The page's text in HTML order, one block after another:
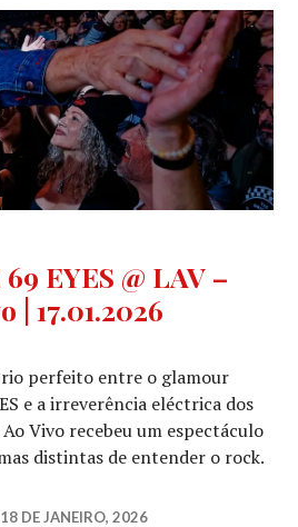
EYES @ LAV –
| 17.01.2026
perfeito entre o glamour
e a irreverência eléctrica dos
Vivo recebeu um espectáculo
distintas de entender o rock.
D + THE 69 EYES @ LAV –
18 DE JANEIRO, 2026